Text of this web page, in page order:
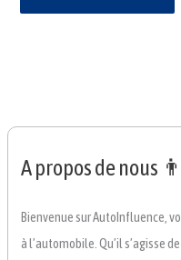
A propos de nous
Bienvenue sur AutoInfluence,
à l’automobile. Qu’il s’agisse